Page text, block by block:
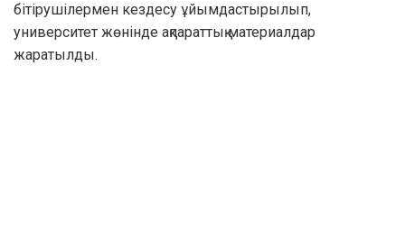
бітірушілермен кездесу ұйымдастырылып,
университет жөнінде ақпараттық материалдар
жаратылды.